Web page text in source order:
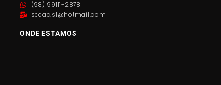
(98) 99111-2878
seeac.sl@hotmail.com
ONDE ESTAMOS